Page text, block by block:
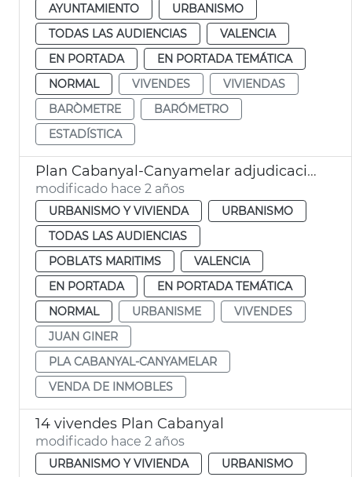
AYUNTAMIENTO
URBANISMO
TODAS LAS AUDIENCIAS
VALENCIA
EN PORTADA
EN PORTADA TEMÁTICA
NORMAL
VIVENDES
VIVIENDAS
BARÒMETRE
BARÓMETRO
ESTADÍSTICA
Plan Cabanyal-Canyamelar adjudicación 14 inmuebles
modificado hace 2 años
URBANISMO Y VIVIENDA
URBANISMO
TODAS LAS AUDIENCIAS
POBLATS MARITIMS
VALENCIA
EN PORTADA
EN PORTADA TEMÁTICA
NORMAL
URBANISME
VIVENDES
JUAN GINER
PLA CABANYAL-CANYAMELAR
VENDA DE INMOBLES
14 vivendes Plan Cabanyal
modificado hace 2 años
URBANISMO Y VIVIENDA URBANISMO